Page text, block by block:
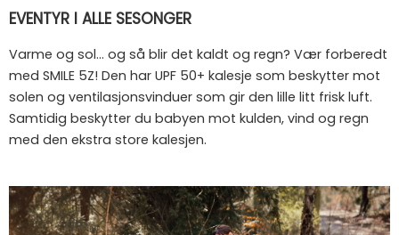
EVENTYR I ALLE SESONGER
Varme og sol... og så blir det kaldt og regn? Vær forberedt
med SMILE 5Z! Den har UPF 50+ kalesje som beskytter mot
solen og ventilasjonsvinduer som gir den lille litt frisk luft.
Samtidig beskytter du babyen mot kulden, vind og regn
med den ekstra store kalesjen.